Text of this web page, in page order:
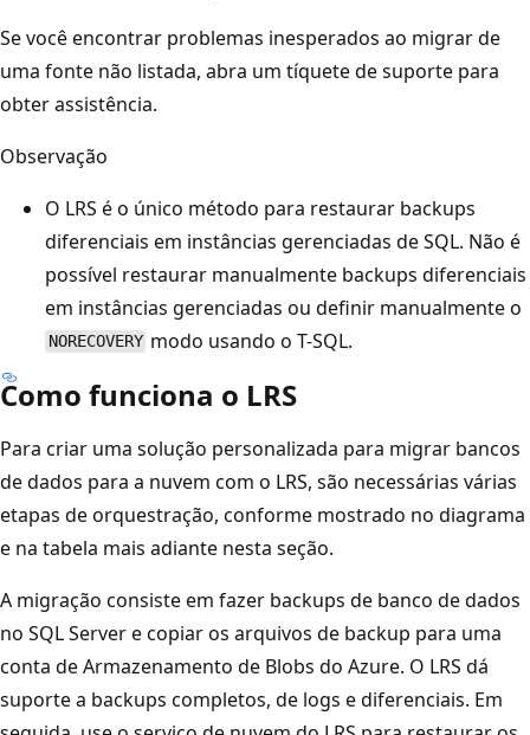
Se você encontrar problemas inesperados ao migrar de
uma fonte não listada, abra um tíquete de suporte para
obter assistência.
Observação
O LRS é o único método para restaurar backups
diferenciais em instâncias gerenciadas de SQL. Não é
possível restaurar manualmente backups diferenciais
em instâncias gerenciadas ou definir manualmente o
NORECOVERY modo usando o T-SQL.
Como funciona o LRS
Para criar uma solução personalizada para migrar bancos
de dados para a nuvem com o LRS, são necessárias várias
etapas de orquestração, conforme mostrado no diagrama
e na tabela mais adiante nesta seção.
A migração consiste em fazer backups de banco de dados
no SQL Server e copiar os arquivos de backup para uma
conta de Armazenamento de Blobs do Azure. O LRS dá
suporte a backups completos, de logs e diferenciais. Em